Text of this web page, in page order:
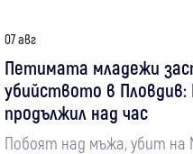
07 авг
Петимата младежи
убийството в
продължил над час
Побоят над мъжа, убит на